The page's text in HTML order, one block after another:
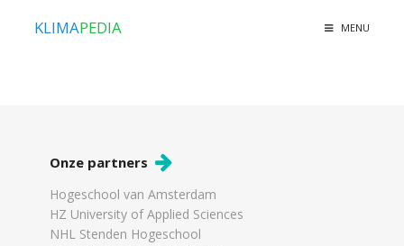
KLIMAPEDIA MENU
Onze partners
Hogeschool van Amsterdam
HZ University of Applied Sciences
NHL Stenden Hogeschool